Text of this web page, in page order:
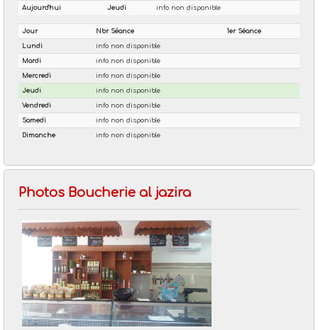
Photos Boucherie al jazira